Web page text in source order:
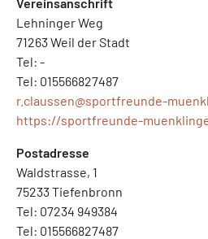
Lehninger Weg
71263 Weil der Stadt
Tel: -
Tel: 015566827487
r.claussen@sportfreunde-
https://sportfreunde-
Postadresse
Waldstrasse, 1
75233 Tiefenbronn
Tel: 07234 949384
Tel: 015566827487